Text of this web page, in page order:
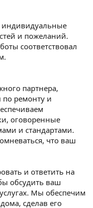
индивидуальные
и пожеланий.
соответствовал
партнера,
по ремонту и
оговоренные
и стандартами.
что ваш
и ответить на
обсудить ваш
Мы обеспечим
сделав его